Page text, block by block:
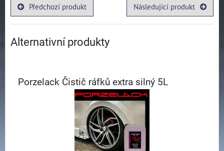
Předchozí produkt Následující produkt
Alternativní produkty
Porzelack Čistič ráfků extra silný 5L